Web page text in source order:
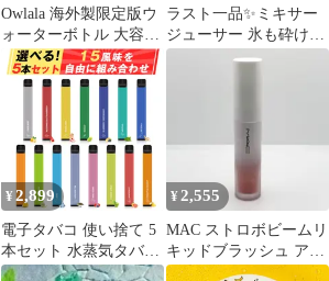
Owlala 海外製限定版ウ
ォーターボトル 大容量
大人気 24オンス 710ml
漏れ防止 保温 4色展開
ラスト一品✨ミキサー
ジューサー 氷も砕ける
【米国PCT-G素材+304
¥ 2,899
電子タバコ 使い捨て 5
本セット 水蒸気タバコ
爆煙 大容量 持ち運び
¥2,555
MAC ストロボビームリ
キッドブラッシュ アイ
スグリーム